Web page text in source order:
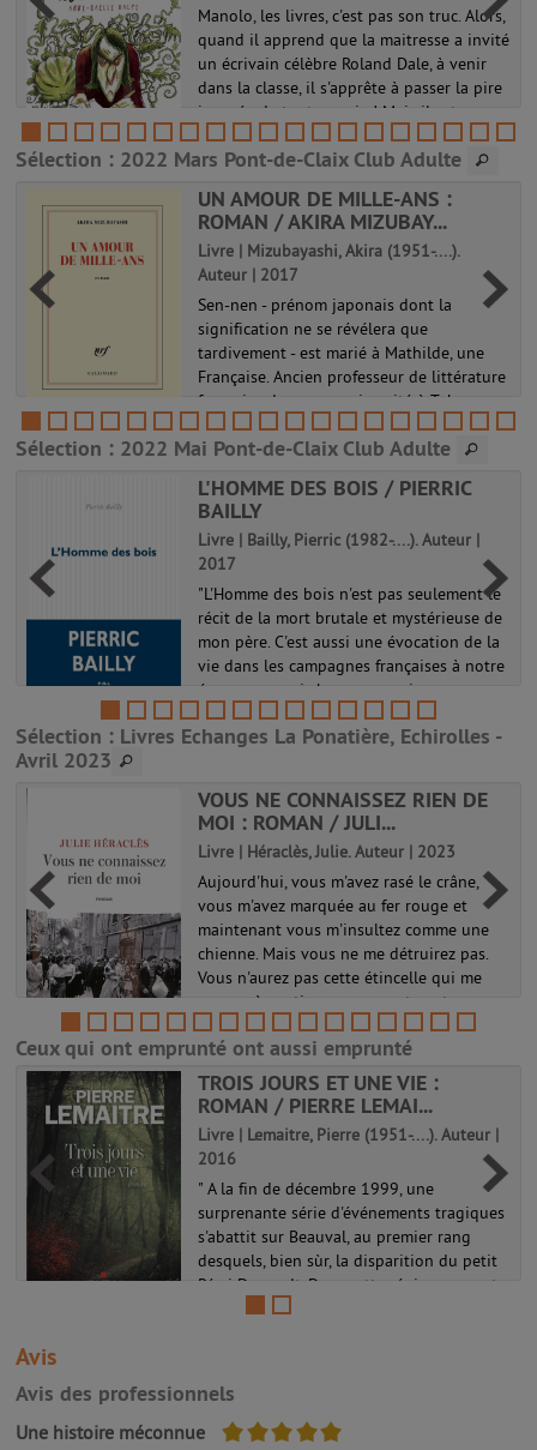
Manolo, les livres, c'est pas son truc. Alors,
quand il apprend que la maitresse a invité
un écrivain célèbre Roland Dale, à venir
dans la classe, il s'apprête à passer la pire
journée de toute sa vie ! Mais il est
encore loin d'i...
Sélection : 2022 Mars Pont-de-Claix Club Adulte
UN AMOUR DE MILLE-ANS :
ROMAN / AKIRA MIZUBAY...
Livre | Mizubayashi, Akira (1951-....).
Auteur | 2017
Sen-nen - prénom japonais dont la
signification ne se révélera que
tardivement - est marié à Mathilde, une
Française. Ancien professeur de littérature
française dans une université à Tokyo,
Sen-nen vit désormais à Paris avec sa fe...
Sélection : 2022 Mai Pont-de-Claix Club Adulte
L'HOMME DES BOIS / PIERRIC
BAILLY
Livre | Bailly, Pierric (1982-....). Auteur |
2017
"L'Homme des bois n'est pas seulement le
récit de la mort brutale et mystérieuse de
mon père. C'est aussi une évocation de la
vie dans les campagnes françaises à notre
époque, ce qui change, ce qui se
transforme. C'est l'histoire ...
Sélection : Livres Echanges La Ponatière, Echirolles -
Avril 2023
VOUS NE CONNAISSEZ RIEN DE
MOI : ROMAN / JULI...
Livre | Héraclès, Julie. Auteur | 2023
Aujourd'hui, vous m'avez rasé le crâne,
vous m'avez marquée au fer rouge et
maintenant vous m'insultez comme une
chienne. Mais vous ne me détruirez pas.
Vous n'aurez pas cette étincelle qui me
pousse à continuer, envers et contre ...
Ceux qui ont emprunté ont aussi emprunté
TROIS JOURS ET UNE VIE :
ROMAN / PIERRE LEMAI...
Livre | Lemaitre, Pierre (1951-....). Auteur |
2016
" A la fin de décembre 1999, une
surprenante série d'événements tragiques
s'abattit sur Beauval, au premier rang
desquels, bien sùr, la disparition du petit
Rémi Desmedt. Dans cette région couverte
de forêts, soumise à des rythmes...
Avis
Avis des professionnels
Une histoire méconnue 5/5